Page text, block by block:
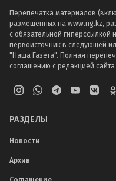
Перепечатка материалов
размещенных на www.ng.kz,
с обязательной гиперссылкой
первоисточник в следующей
"Наша Газета". Полная
соглашению с редакцией сайта
РАЗДЕЛЫ
Новости
Архив